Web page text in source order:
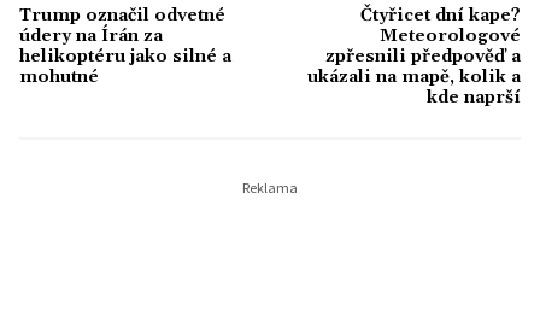
Trump označil odvetné
údery na Írán za
helikoptéru jako silné a
mohutné
Čtyřicet dní kape?
Meteorologové
zpřesnili předpověď a
ukázali na mapě, kolik a
kde naprší